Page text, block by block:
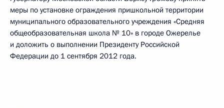
меры по установке ограждения пришкольной территории
муниципального образовательного учреждения «Средняя
общеобразовательная школа № 10» в городе Ожерелье
и доложить о выполнении Президенту Российской
Федерации до 1 сентября 2012 года.